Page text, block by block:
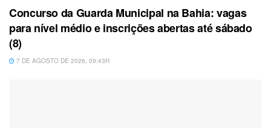
Concurso da Guarda Municipal na Bahia: vagas
para nível médio e inscrições abertas até sábado
(8)
7 DE AGOSTO DE 2026, 09:43H